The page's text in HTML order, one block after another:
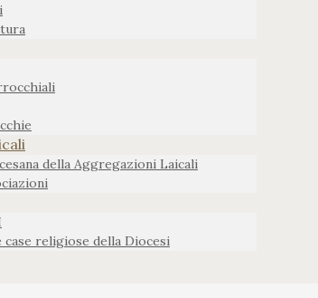
della Aggregazioni Laicali
case religiose della Diocesi